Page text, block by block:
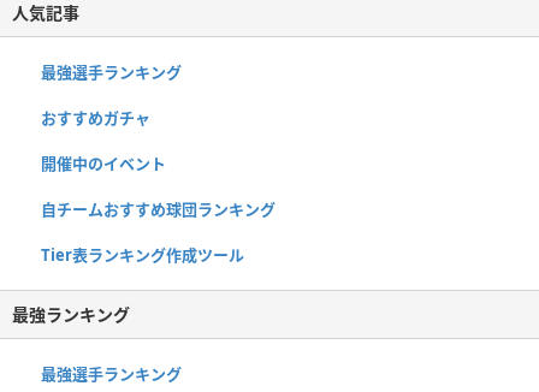
人気記事
最強選手ランキング
おすすめガチャ
開催中のイベント
自チームおすすめ球団ランキング
Tier表ランキング作成ツール
最強ランキング
最強選手ランキング